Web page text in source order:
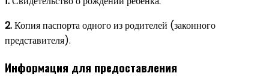
2.Копия паспорта одного из родителей (законного
представителя).
Информация для предоставления